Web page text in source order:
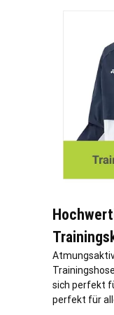
sich perfekt
perfekt für